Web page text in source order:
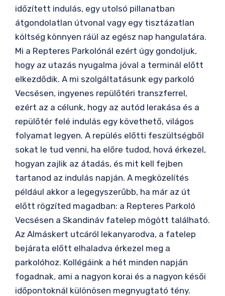
időzített indulás, egy utolsó pillanatban
átgondolatlan útvonal vagy egy tisztázatlan
költség könnyen ráül az egész nap hangulatára.
Mi a Repteres Parkolónál ezért úgy gondoljuk,
hogy az utazás nyugalma jóval a terminál előtt
elkezdődik. A mi szolgáltatásunk egy parkoló
Vecsésen, ingyenes repülőtéri transzferrel,
ezért az a célunk, hogy az autód lerakása és a
repülőtér felé indulás egy követhető, világos
folyamat legyen. A repülés előtti feszültségből
sokat le tud venni, ha előre tudod, hová érkezel,
hogyan zajlik az átadás, és mit kell fejben
tartanod az indulás napján. A megközelítés
például akkor a legegyszerűbb, ha már az út
előtt rögzíted magadban: a Repteres Parkoló
Vecsésen a Skandináv fatelep mögött található.
Az Almáskert utcáról lekanyarodva, a fatelep
bejárata előtt elhaladva érkezel meg a
parkolóhoz. Kollégáink a hét minden napján
fogadnak, ami a nagyon korai és a nagyon késői
időpontoknál különösen megnyugtató tény.